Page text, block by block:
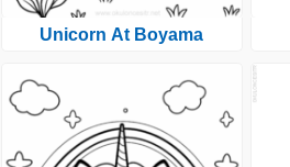
Unicorn At Boyama